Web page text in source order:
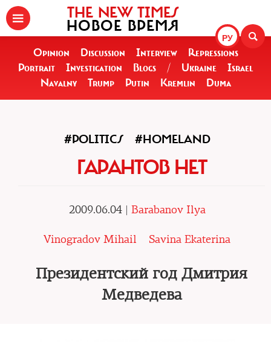
РУ
THE NEW TIMES
НОВОЕ ВРЕМЯ
Opinion Discussion Interview
Repressions
Portrait
Investigation Blogs / Ukraine
Israel
Navalny
Trump Putin Kremlin Duma
#POLITICS #HOMELAND
ГАРАНТОВ НЕТ
2009.06.04 | Barabanov Ilya
Vinogradov Mihail Savina Ekaterina
Президентский год Дмитрия
Медведева